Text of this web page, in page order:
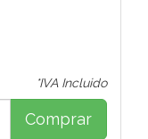
*IVA Incluido
Comprar